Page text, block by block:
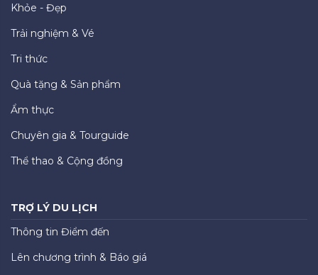
Khỏe - Đẹp
Trải nghiệm & Vé
Tri thức
Quà tặng & Sản phẩm
Ẩm thực
Chuyên gia & Tourguide
Thể thao & Cộng đồng
TRỢ LÝ DU LỊCH
Thông tin Điểm đến
Lên chương trình & Báo giá